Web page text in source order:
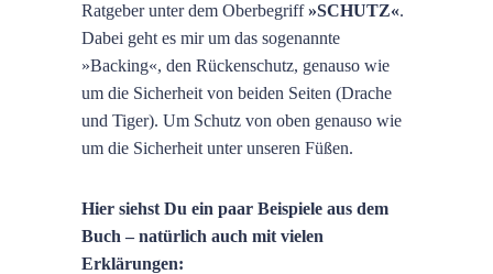
Ratgeber unter dem Oberbegriff»SCHUTZ«.
Dabei geht es mir um das sogenannte
»Backing«, den Rückenschutz, genauso wie
um die Sicherheit von beiden Seiten (Drache
und Tiger). Um Schutz von oben genauso wie
um die Sicherheit unter unseren Füßen.
Hier siehst Du ein paar Beispiele aus dem
Buch – natürlich auch mit vielen
Erklärungen: